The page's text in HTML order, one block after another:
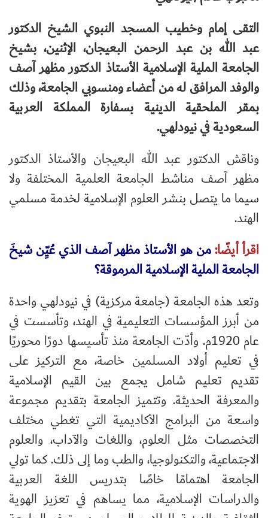
التقى إمام وخطيب المسجد النبوي الشيخ الدكتور
عبد الله بن عبد الرحمن البعيجان، الإثنين، بشيخ
الجامعة الملية الإسلامية الأستاذ الدكتور مظهر آصف
والوفد المرافق له من أعضاء ومنسوبي الجامعة، وذلك
بمقر الملحقية الدينية بسفارة المملكة العربية
السعودية في نيودلهي.
وناقش الدكتور عبد الله البعيجان والأستاذ الدكتور
مظهر آصف مناشط الجامعة العلمية المختلفة ولا
سيما ما يتصل بنشر العلوم الإسلامية لخدمة مسلمي
الهند.
اقرأ أيضًا:من هو الأستاذ مظهر آصف الذي عُيِّن شيخَ
الجامعة الملية الإسلامية المرموقة؟
وتعد هذه الجامعة (جامعة مركزية) في نيودلهي واحدة
من أبرز المؤسسات التعليمية في الهند، وتأسست في
عام 1920م. وأدّت الجامعة منذ تأسيسها دورًا محوريًا
في تعليم أولاد المسلمين خاصة، مع التركيز على
تقديم تعليم شامل يجمع بين القيم الإسلامية
والمعرفة الحديثة. وتتميز الجامعة بتقديم مجموعة
واسعة من البرامج الأكاديمية التي تغطي مختلف
التخصصات مثل العلوم، واللغات والآداب، والعلوم
الاجتماعية، والتكنولوجيا، والطب وما إلى ذلك. كما تولي
الجامعة اهتمامًا خاصًا بتدريس اللغة العربية
والدراسات الإسلامية، مما يساهم في تعزيز الهوية